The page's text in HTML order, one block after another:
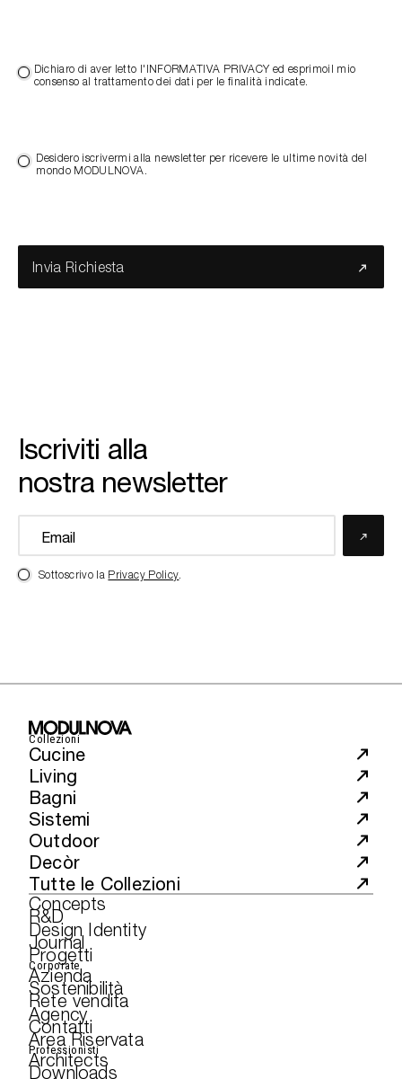
Dichiaro di aver letto l'INFORMATIVA PRIVACY ed esprimoil mio
consenso al trattamento dei dati per le finalità indicate.
Desidero iscrivermi alla newsletter per ricevere le ultime novità del
mondo MODULNOVA.
Invia Richiesta
Iscriviti alla
nostra newsletter
Sottoscrivo la Privacy Policy.
Collezioni
Cucine
Living
Bagni
Sistemi
Outdoor
Decòr
Tutte le Collezioni
Concepts
R&D
Design Identity
Journal
Progetti
Corporate
Azienda
Sostenibilità
Rete vendita
Agency
Contatti
Area Riservata
Professionisti
Architects
Downloads